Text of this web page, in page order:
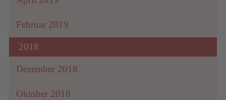
Februar 2019
2018
Dezember 2018
Oktober 2018